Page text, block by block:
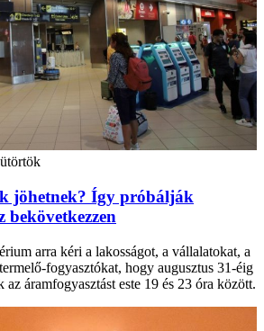
jöhetnek? Így próbálják
bekövetkezzen
arra kéri a lakosságot, a vállalatokat, a
fogyasztókat, hogy augusztus 31-éig
az áramfogyasztást este 19 és 23 óra között.